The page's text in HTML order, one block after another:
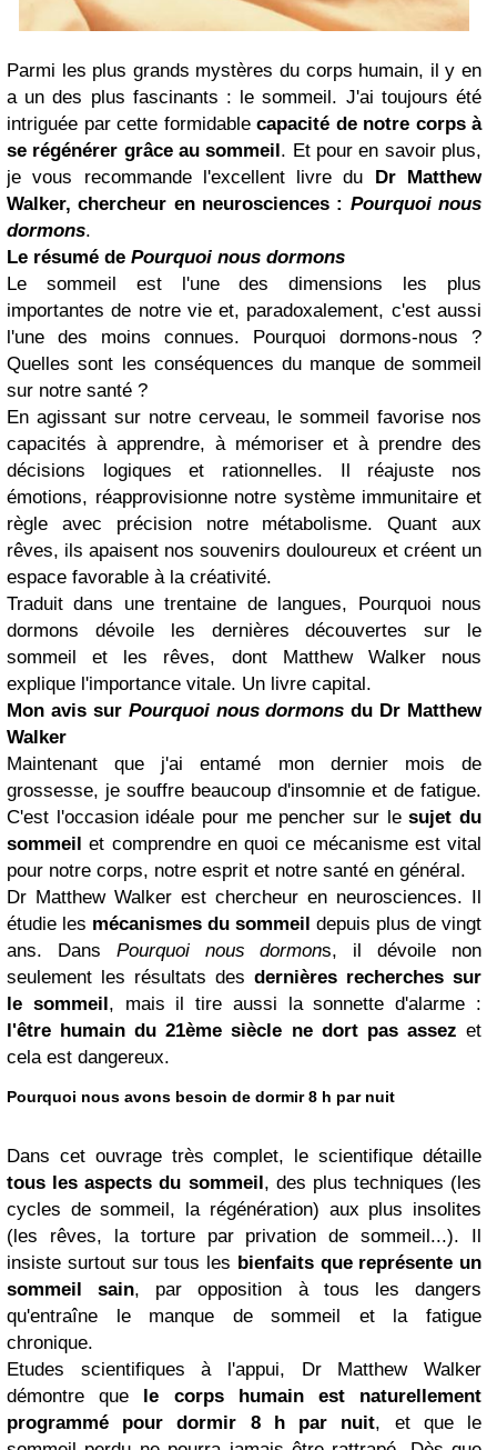
Parmi les plus grands mystères du corps humain, il y en
a un des plus fascinants : le sommeil. J'ai toujours été
intriguée par cette formidable capacité de notre corps à
se régénérer grâce au sommeil. Et pour en savoir plus,
je vous recommande l'excellent livre du Dr Matthew
Walker, chercheur en neurosciences : Pourquoi nous
dormons.
Le résumé de Pourquoi nous dormons
Le sommeil est l'une des dimensions les plus
importantes de notre vie et, paradoxalement, c'est aussi
l'une des moins connues. Pourquoi dormons-nous ?
Quelles sont les conséquences du manque de sommeil
sur notre santé ?
En agissant sur notre cerveau, le sommeil favorise nos
capacités à apprendre, à mémoriser et à prendre des
décisions logiques et rationnelles. Il réajuste nos
émotions, réapprovisionne notre système immunitaire et
règle avec précision notre métabolisme. Quant aux
rêves, ils apaisent nos souvenirs douloureux et créent un
espace favorable à la créativité.
Traduit dans une trentaine de langues, Pourquoi nous
dormons dévoile les dernières découvertes sur le
sommeil et les rêves, dont Matthew Walker nous
explique l'importance vitale. Un livre capital.
Mon avis sur Pourquoi nous dormons du Dr Matthew
Walker
Maintenant que j'ai entamé mon dernier mois de
grossesse, je souffre beaucoup d'insomnie et de fatigue.
C'est l'occasion idéale pour me pencher sur lesujet du
sommeil et comprendre en quoi ce mécanisme est vital
pour notre corps, notre esprit et notre santé en général.
Dr Matthew Walker est chercheur en neurosciences. Il
étudie les mécanismes du sommeil depuis plus de vingt
ans. Dans Pourquoi nous dormons, il dévoile non
seulement les résultats des dernières recherches sur
le sommeil, mais il tire aussi la sonnette d'alarme :
l'être humain du 21ème siècle ne dort pas assez et
cela est dangereux.
Pourquoi nous avons besoin de dormir 8 h par nuit
Dans cet ouvrage très complet, le scientifique détaille
tous les aspects du sommeil, des plus techniques (les
cycles de sommeil, la régénération) aux plus insolites
(les rêves, la torture par privation de sommeil...). Il
insiste surtout sur tous les bienfaits que représente un
sommeil sain, par opposition à tous les dangers
qu'entraîne le manque de sommeil et la fatigue
chronique.
Etudes scientifiques à l'appui, Dr Matthew Walker
démontre que le corps humain est naturellement
programmé pour dormir 8 h par nuit, et que le